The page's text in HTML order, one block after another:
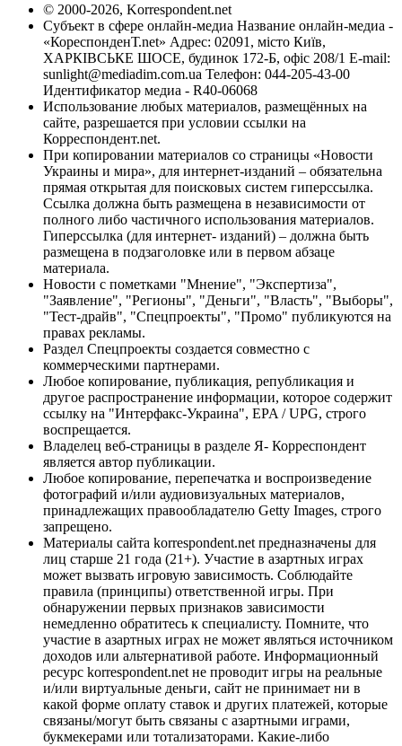
© 2000-2026, Korrespondent.net
Субъект в сфере онлайн-медиа Название онлайн-медиа -
«КореспонденТ.net» Адрес: 02091, місто Київ,
ХАРКІВСЬКЕ ШОСЕ, будинок 172-Б, офіс 208/1 E-mail:
sunlight@mediadim.com.ua Телефон: 044-205-43-00
Идентификатор медиа - R40-06068
Использование любых материалов, размещённых на
сайте, разрешается при условии ссылки на
Корреспондент.net.
При копировании материалов со страницы «Новости
Украины и мира», для интернет-изданий – обязательна
прямая открытая для поисковых систем гиперссылка.
Ссылка должна быть размещена в независимости от
полного либо частичного использования материалов.
Гиперссылка (для интернет- изданий) – должна быть
размещена в подзаголовке или в первом абзаце
материала.
Новости с пометками "Мнение", "Экспертиза",
"Заявление", "Регионы", "Деньги", "Власть", "Выборы",
"Тест-драйв", "Спецпроекты", "Промо" публикуются на
правах рекламы.
Раздел Спецпроекты создается совместно с
коммерческими партнерами.
Любое копирование, публикация, републикация и
другое распространение информации, которое содержит
ссылку на "Интерфакс-Украина", EPA / UPG, строго
воспрещается.
Владелец веб-страницы в разделе Я- Корреспондент
является автор публикации.
Любое копирование, перепечатка и воспроизведение
фотографий и/или аудиовизуальных материалов,
принадлежащих правообладателю Getty Images, строго
запрещено.
Материалы сайта korrespondent.net предназначены для
лиц старше 21 года (21+). Участие в азартных играх
может вызвать игровую зависимость. Соблюдайте
правила (принципы) ответственной игры. При
обнаружении первых признаков зависимости
немедленно обратитесь к специалисту. Помните, что
участие в азартных играх не может являться источником
доходов или альтернативой работе. Информационный
ресурс korrespondent.net не проводит игры на реальные
и/или виртуальные деньги, сайт не принимает ни в
какой форме оплату ставок и других платежей, которые
связаны/могут быть связаны с азартными играми,
букмекерами или тотализаторами. Какие-либо